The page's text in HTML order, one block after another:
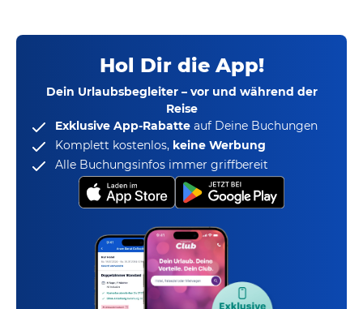
Hol Dir die App!
Dein Urlaubsbegleiter – vor und während der
Reise
Exklusive App-Rabatte auf Deine Buchungen
Komplett kostenlos, keine Werbung
Alle Buchungsinfos immer griffbereit